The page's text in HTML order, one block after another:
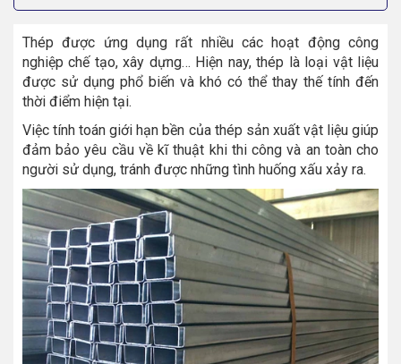
Thép được ứng dụng rất nhiều các hoạt động công
nghiệp chế tạo, xây dựng… Hiện nay, thép là loại vật liệu
được sử dụng phổ biến và khó có thể thay thế tính đến
thời điểm hiện tại.
Việc tính toán giới hạn bền của thép sản xuất vật liệu giúp
đảm bảo yêu cầu về kĩ thuật khi thi công và an toàn cho
người sử dụng, tránh được những tình huống xấu xảy ra.